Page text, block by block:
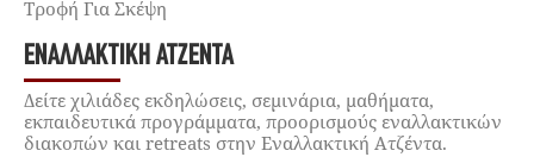
Τροφή Για Σκέψη
ΕΝΑΛΛΑΚΤΙΚΉ ΑΤΖΈΝΤΑ
Δείτε χιλιάδες εκδηλώσεις, σεμινάρια, μαθήματα,
εκπαιδευτικά προγράμματα, προορισμούς εναλλακτικών
διακοπών και retreats στην Εναλλακτική Ατζέντα.